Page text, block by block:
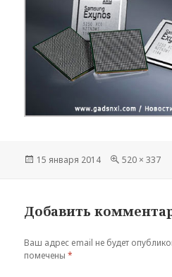
Опубликовано
15 января 2014
Полный
520 × 337
Добавить
Ваш адрес email не будет
помечены*